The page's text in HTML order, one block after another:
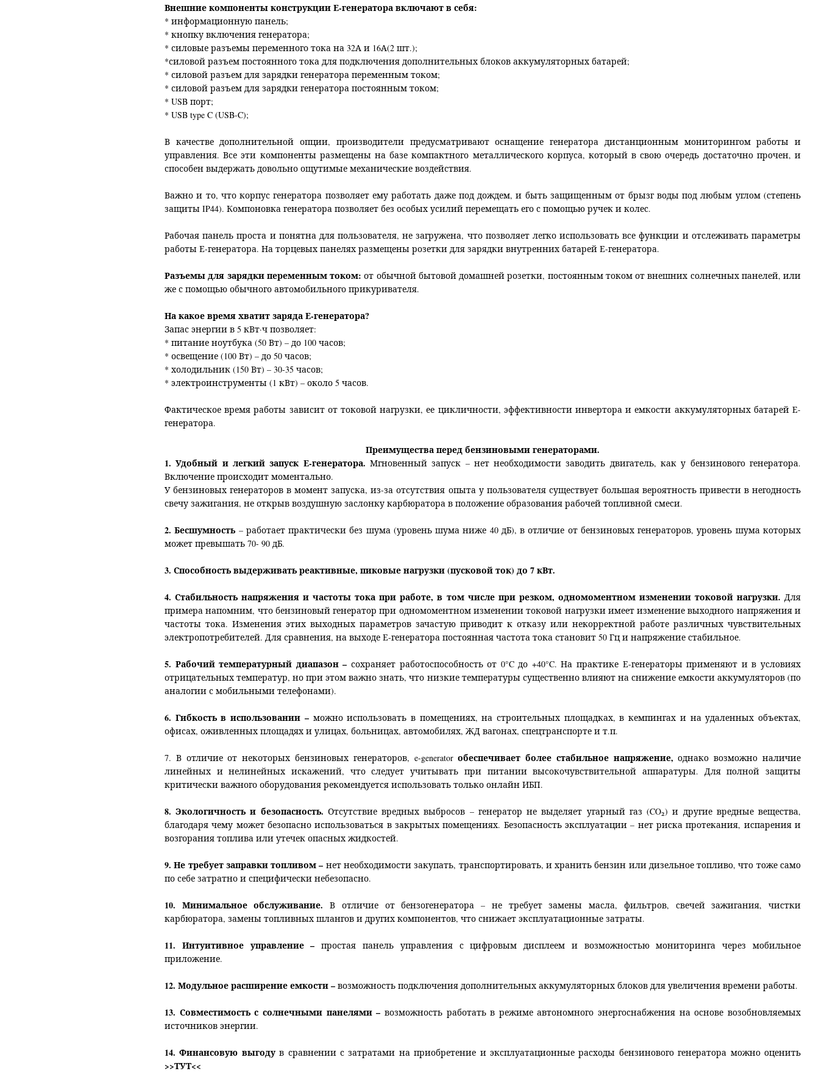
Внешние компоненты конструкции Е-генератора включают в себя:
* информационную панель;
* кнопку включения генератора;
* силовые разъемы переменного тока на 32А и 16А(2 шт.);
*силовой разъем постоянного тока для подключения дополнительных блоков аккумуляторных батарей;
* силовой разъем для зарядки генератора переменным током;
* силовой разъем для зарядки генератора постоянным током;
* USB порт;
* USB type C (USB-C);
В качестве дополнительной опции, производители предусматривают оснащение генератора дистанционным мониторингом работы и
управления. Все эти компоненты размещены на базе компактного металлического корпуса, который в свою очередь достаточно прочен, и
способен выдержать довольно ощутимые механические воздействия.
Важно и то, что корпус генератора позволяет ему работать даже под дождем, и быть защищенным от брызг воды под любым углом (степень
защиты IP44). Компоновка генератора позволяет без особых усилий перемещать его с помощью ручек и колес.
Рабочая панель проста и понятна для пользователя, не загружена, что позволяет легко использовать все функции и отслеживать параметры
работы Е-генератора. На торцевых панелях размещены розетки для зарядки внутренних батарей Е-генератора.
Разъемы для зарядки переменным током:от обычной бытовой домашней розетки, постоянным током от внешних солнечных панелей, или
же с помощью обычного автомобильного прикуривателя.
На какое время хватит заряда Е-генератора?
Запас энергии в 5 кВт·ч позволяет:
* питание ноутбука (50 Вт) – до 100 часов;
* освещение (100 Вт) – до 50 часов;
* холодильник (150 Вт) – 30-35 часов;
* электроинструменты (1 кВт) – около 5 часов.
Фактическое время работы зависит от токовой нагрузки, ее цикличности, эффективности инвертора и емкости аккумуляторных батарей Е-
генератора.
Преимущества перед бензиновыми генераторами.
1. Удобный и легкий запуск Е-генератора. Мгновенный запуск – нет необходимости заводить двигатель, как у бензинового генератора.
Включение происходит моментально.
У бензиновых генераторов в момент запуска, из-за отсутствия опыта у пользователя существует большая вероятность привести в негодность
свечу зажигания, не открыв воздушную заслонку карбюратора в положение образования рабочей топливной смеси.
2. Бесшумность – работает практически без шума (уровень шума ниже 40 дБ), в отличие от бензиновых генераторов, уровень шума которых
может превышать 70- 90 дБ.
3. Способность выдерживать реактивные, пиковые нагрузки (пусковой ток) до 7 кВт.
4. Стабильность напряжения и частоты тока при работе, в том числе при резком, одномоментном изменении токовой нагрузки. Для
примера напомним, что бензиновый генератор при одномоментном изменении токовой нагрузки имеет изменение выходного напряжения и
частоты тока. Изменения этих выходных параметров зачастую приводит к отказу или некорректной работе различных чувствительных
электропотребителей. Для сравнения, на выходе Е-генератора постоянная частота тока становит 50 Гц и напряжение стабильное.
5. Рабочий температурный диапазон – сохраняет работоспособность от 0°C до +40°C. На практике Е-генераторы применяют и в условиях
отрицательных температур, но при этом важно знать, что низкие температуры существенно влияют на снижение емкости аккумуляторов (по
аналогии с мобильными телефонами).
6. Гибкость в использовании –можно использовать в помещениях, на строительных площадках, в кемпингах и на удаленных объектах,
офисах, оживленных площадях и улицах, больницах, автомобилях, ЖД вагонах, спецтранспорте и т.п.
7. В отличие от некоторых бензиновых генераторов, e-generatorобеспечивает более стабильное напряжение, однако возможно наличие
линейных и нелинейных искажений, что следует учитывать при питании высокочувствительной аппаратуры. Для полной защиты
критически важного оборудования рекомендуется использовать только онлайн ИБП.
8. Экологичность и безопасность. Отсутствие вредных выбросов – генератор не выделяет угарный газ (CO₂) и другие вредные вещества,
благодаря чему может безопасно использоваться в закрытых помещениях. Безопасность эксплуатации – нет риска протекания, испарения и
возгорания топлива или утечек опасных жидкостей.
9. Не требует заправки топливом – нет необходимости закупать, транспортировать, и хранить бензин или дизельное топливо, что тоже само
по себе затратно и специфически небезопасно.
10. Минимальное обслуживание. В отличие от бензогенератора – не требует замены масла, фильтров, свечей зажигания, чистки
карбюратора, замены топливных шлангов и других компонентов, что снижает эксплуатационные затраты.
11. Интуитивное управление – простая панель управления с цифровым дисплеем и возможностью мониторинга через мобильное
приложение.
12. Модульное расширение емкости – возможность подключения дополнительных аккумуляторных блоков для увеличения времени работы.
13. Совместимость с солнечными панелями – возможность работать в режиме автономного энергоснабжения на основе возобновляемых
источников энергии.
14. Финансовую выгодув сравнении с затратами на приобретение и эксплуатационные расходы бензинового генератора можно оценить
>>ТУТ<<